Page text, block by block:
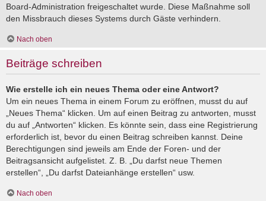
Board-Administration freigeschaltet wurde. Diese Maßnahme soll
den Missbrauch dieses Systems durch Gäste verhindern.
Nach oben
Beiträge schreiben
Wie erstelle ich ein neues Thema oder eine Antwort?
Um ein neues Thema in einem Forum zu eröffnen, musst du auf
„Neues Thema“ klicken. Um auf einen Beitrag zu antworten, musst
du auf „Antworten“ klicken. Es könnte sein, dass eine Registrierung
erforderlich ist, bevor du einen Beitrag schreiben kannst. Deine
Berechtigungen sind jeweils am Ende der Foren- und der
Beitragsansicht aufgelistet. Z. B. „Du darfst neue Themen
erstellen“, „Du darfst Dateianhänge erstellen“ usw.
Nach oben